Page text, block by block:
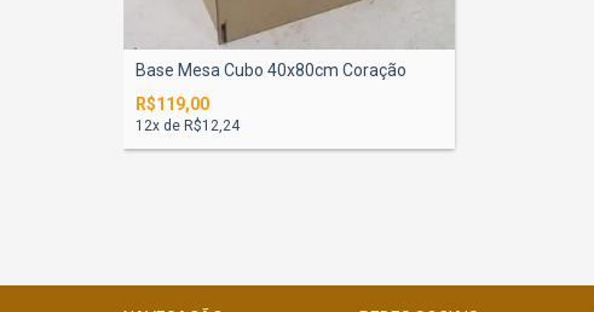
Base Mesa Cubo 40x80cm Coração
R$119,00
12x de R$12,24